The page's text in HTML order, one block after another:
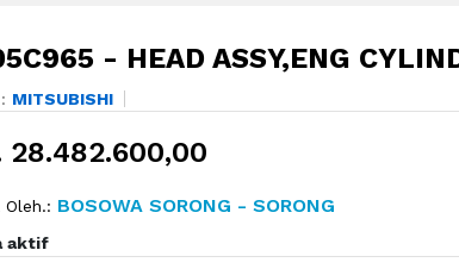
- HEAD ASSY,ENG
MITSUBISHI
28.482.600,00
Oleh.: BOSOWA SORONG - SORONG
aktif